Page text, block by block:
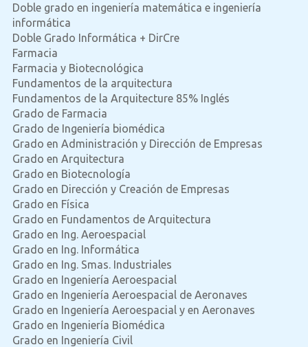
Doble grado en ingeniería matemática e ingeniería
informática
Doble Grado Informática + DirCre
Farmacia
Farmacia y Biotecnológica
Fundamentos de la arquitectura
Fundamentos de la Arquitecture 85% Inglés
Grado de Farmacia
Grado de Ingeniería biomédica
Grado en Administración y Dirección de Empresas
Grado en Arquitectura
Grado en Biotecnología
Grado en Dirección y Creación de Empresas
Grado en Física
Grado en Fundamentos de Arquitectura
Grado en Ing. Aeroespacial
Grado en Ing. Informática
Grado en Ing. Smas. Industriales
Grado en Ingeniería Aeroespacial
Grado en Ingeniería Aeroespacial de Aeronaves
Grado en Ingeniería Aeroespacial y en Aeronaves
Grado en Ingeniería Biomédica
Grado en Ingeniería Civil